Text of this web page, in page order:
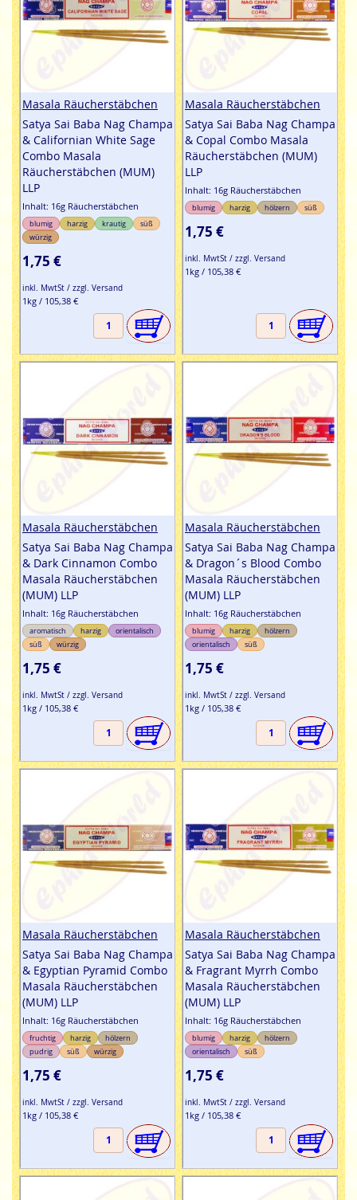
Masala Räucherstäbchen
Satya Sai Baba Nag Champa
& Californian White Sage
Combo Masala
Räucherstäbchen (MUM)
LLP
Inhalt: 16g Räucherstäbchen
blumig harzig krautig
süß
würzig
1,75 €
inkl. MwtSt / zzgl. Versand
1kg / 105,38 €
Masala Räucherstäbchen
Satya Sai Baba Nag Champa
& Copal Combo Masala
Räucherstäbchen (MUM)
LLP
Inhalt: 16g Räucherstäbchen
blumig harzig hölzern süß
1,75 €
inkl. MwtSt / zzgl. Versand
1kg / 105,38 €
Masala Räucherstäbchen
Satya Sai Baba Nag Champa
& Dark Cinnamon Combo
Masala Räucherstäbchen
(MUM) LLP
Inhalt: 16g Räucherstäbchen
aromatisch harzig
orientalisch
süß
würzig
1,75 €
inkl. MwtSt / zzgl. Versand
1kg / 105,38 €
Masala Räucherstäbchen
Satya Sai Baba Nag Champa
& Dragon´s Blood Combo
Masala Räucherstäbchen
(MUM) LLP
Inhalt: 16g Räucherstäbchen
blumig harzig
hölzern
orientalisch
süß
1,75 €
inkl. MwtSt / zzgl. Versand
1kg / 105,38 €
Masala Räucherstäbchen
Satya Sai Baba Nag Champa
& Egyptian Pyramid Combo
Masala Räucherstäbchen
(MUM) LLP
Inhalt: 16g Räucherstäbchen
fruchtig harzig
hölzern
pudrig
süß würzig
1,75 €
inkl. MwtSt / zzgl. Versand
1kg / 105,38 €
Masala Räucherstäbchen
Satya Sai Baba Nag Champa
& Fragrant Myrrh Combo
Masala Räucherstäbchen
(MUM) LLP
Inhalt: 16g Räucherstäbchen
blumig harzig
hölzern
orientalisch
süß
1,75 €
inkl. MwtSt / zzgl. Versand
1kg / 105,38 €